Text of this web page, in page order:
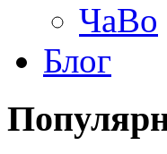
ЧаВо
Блог